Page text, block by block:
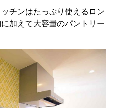
チンはたっぷり使えるロン
加えて大容量のパントリー